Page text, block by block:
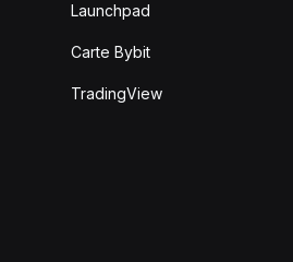
Launchpad
Carte Bybit
TradingView